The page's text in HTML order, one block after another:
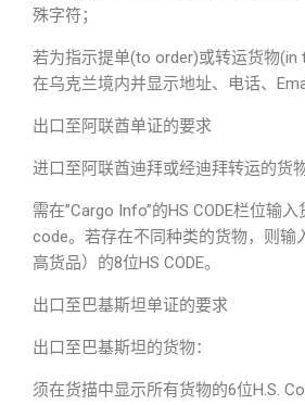
殊字符；
若为指示提单(to order)或转运货物(in
在乌克兰境内并显示地址、电话、
出口至阿联酋单证的要求
进口至阿联酋迪拜或经迪拜转运的货物
需在”Cargo Info”的HS CODE栏位输
code。若存在不同种类的货物，则输
高货品）的8位HS CODE。
出口至巴基斯坦单证的要求
出口至巴基斯坦的货物：
须在货描中显示所有货物的6位H.S.